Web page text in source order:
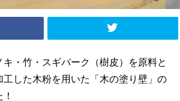
・竹・スギバーク（樹皮）を原料と
工した木粉を用いた「木の塗り壁」の